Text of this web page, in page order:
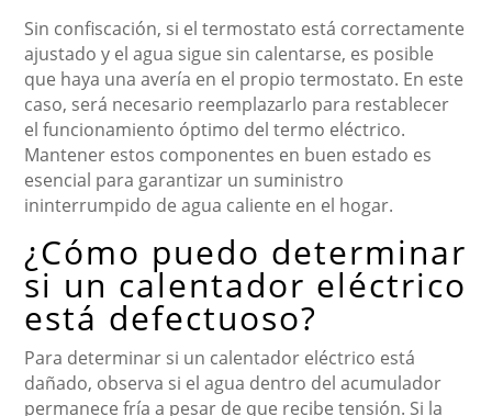
Sin confiscación, si el termostato está correctamente
ajustado y el agua sigue sin calentarse, es posible
que haya una avería en el propio termostato. En este
caso, será necesario reemplazarlo para restablecer
el funcionamiento óptimo del termo eléctrico.
Mantener estos componentes en buen estado es
esencial para garantizar un suministro
ininterrumpido de agua caliente en el hogar.
¿Cómo puedo determinar
si un calentador eléctrico
está defectuoso?
Para determinar si un calentador eléctrico está
dañado, observa si el agua dentro del acumulador
permanece fría a pesar de que recibe tensión. Si la